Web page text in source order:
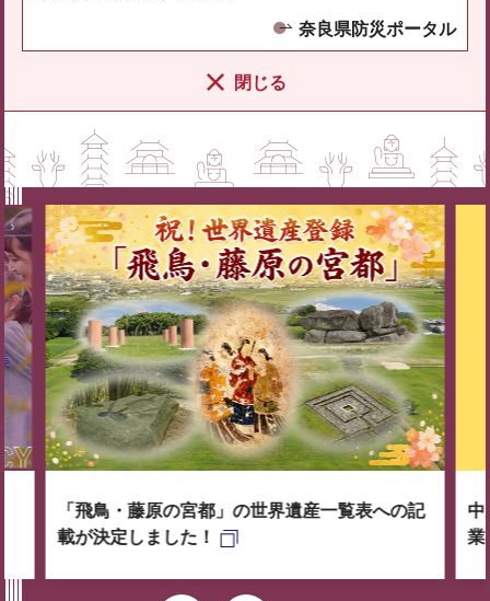
奈良県防災ポータル
閉じる
「飛鳥・藤原の宮都」の世界遺産一覧表への記
載が決定しました！
中
業